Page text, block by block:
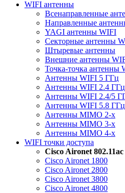
WIFI антенны
Всенаправленные
Направленные
YAGI антенны WIFI
Секторные антенны
Штыревые антенны
Внешние антенны
Точка-точка антенны
Антенны WIFI 5 ГГц
Антенны WIFI 2.4 ГГц
Антенны WIFI 2.4/5
Антенны WIFI 5.8 ГГц
Антенны MIMO 2-x
Антенны MIMO 3-x
Антенны MIMO 4-x
WIFI точки доступа
Cisco Aironet
Cisco Aironet 1800
Cisco Aironet 2800
Cisco Aironet 3800
Cisco Aironet 4800